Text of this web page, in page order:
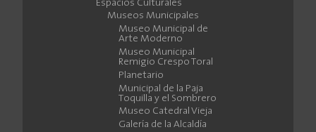
Espacios Culturales
Museos Municipales
Museo Municipal de
Arte Moderno
Museo Municipal
Remigio Crespo Toral
Planetario
Municipal de la Paja
Toquilla y el Sombrero
Museo Catedral Vieja
Galería de la Alcaldía